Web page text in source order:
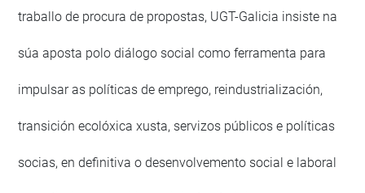
traballo de procura de propostas, UGT-Galicia insiste na
súa aposta polo diálogo social como ferramenta para
impulsar as políticas de emprego, reindustrialización,
transición ecolóxica xusta, servizos públicos e políticas
socias, en definitiva o desenvolvemento social e laboral